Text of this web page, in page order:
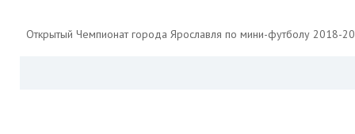
Открытый Чемпионат города Ярославля по мини-футболу 2018-